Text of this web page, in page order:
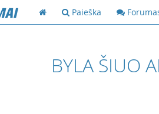
Paieška
BYLA ŠIUO